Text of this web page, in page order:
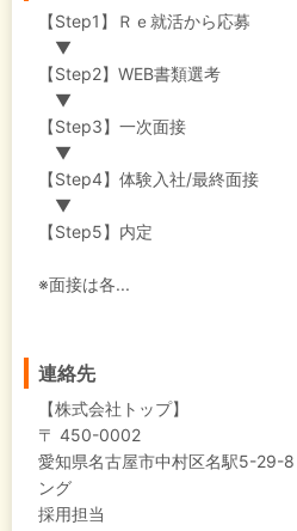
【Step1】Ｒｅ就活から応募
▼
【Step2】WEB書類選考
▼
【Step3】一次面接
▼
【Step4】体験入社/最終面接
▼
【Step5】内定
※面接は各...
連絡先
【株式会社トップ】
〒 450-0002
愛知県名古屋市中村区名駅5-29-
ング
採用担当